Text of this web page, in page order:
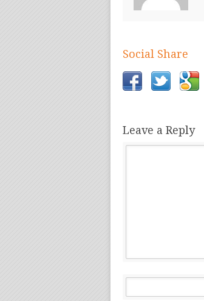
Social Share
Leave a Reply